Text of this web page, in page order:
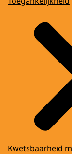
Kwetsbaarheid